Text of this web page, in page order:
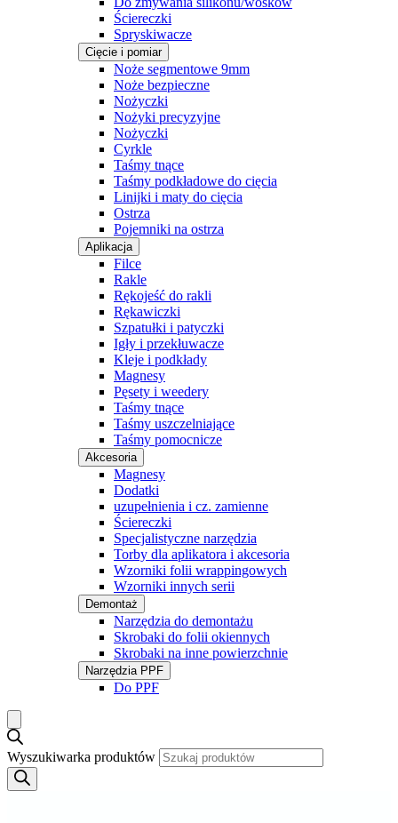
Ściereczki
Spryskiwacze
Cięcie i pomiar
Noże segmentowe 9mm
Noże bezpieczne
Nożyczki
Nożyki precyzyjne
Nożyczki
Cyrkle
Taśmy tnące
Taśmy podkładowe do cięcia
Linijki i maty do cięcia
Ostrza
Pojemniki na ostrza
Aplikacja
Filce
Rakle
Rękojeść do rakli
Rękawiczki
Szpatułki i patyczki
Igły i przekłuwacze
Kleje i podkłady
Magnesy
Pęsety i weedery
Taśmy tnące
Taśmy uszczelniające
Taśmy pomocnicze
Akcesoria
Magnesy
Dodatki
uzupełnienia i cz. zamienne
Ściereczki
Specjalistyczne narzędzia
Torby dla aplikatora i akcesoria
Wzorniki folii wrappingowych
Wzorniki innych serii
Demontaż
Narzędzia do demontażu
Skrobaki do folii okiennych
Skrobaki na inne powierzchnie
Narzędzia PPF
Do PPF
Wyszukiwarka produktów